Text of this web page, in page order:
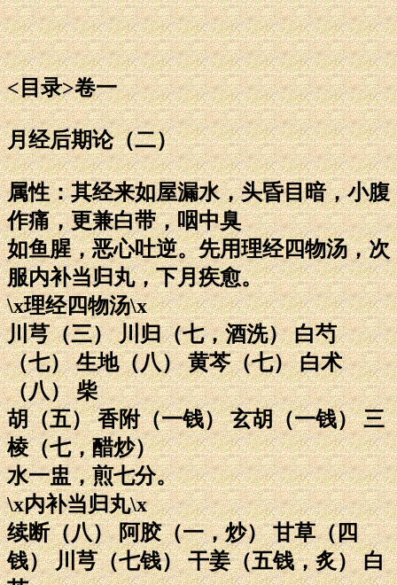
<目录>卷一
月经后期论（二）
属性：其经来如屋漏水，头昏目暗，小腹
作痛，更兼白带，咽中臭
如鱼腥，恶心吐逆。先用理经四物汤，次
服内补当归丸，下月疾愈。
\x理经四物汤\x
川芎（三） 川归（七，酒洗） 白芍
（七） 生地（八） 黄芩（七） 白术
（八） 柴
胡（五） 香附（一钱） 玄胡（一钱） 三
棱（七，醋炒）
水一盅，煎七分。
\x内补当归丸\x
续断（八） 阿胶（一，炒） 甘草（四
钱） 川芎（七钱） 干姜（五钱，炙） 白